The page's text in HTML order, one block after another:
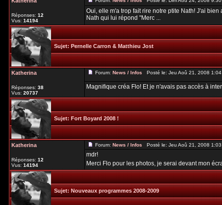
Réponses:12
Vus:14194
Oui, elle m'a trop fait rire notre ptite Nath! J'ai
Nath qui lui répond "Merc ...
Sujet:Pernelle Carron & Matthieu Jost
Katherina
Réponses:38
Vus:20737
Forum:News / InfosPosté le: Jeu Aoû 21, 2008
Magnifique créa Flo! Et je n'avais pas accès à
Sujet:Fort Boyard 2008 !
Katherina
Réponses:12
Vus:14194
Forum:News / InfosPosté le: Jeu Aoû 21, 2008
mdr!
Merci Flo pour les photos, je serai devant mon
Sujet:Nouveaux programmes 2008-2009